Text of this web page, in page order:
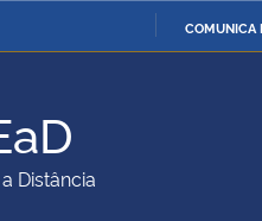
COMUNICA
Ministério da Defesa
Ministério da Cidadania
Distância